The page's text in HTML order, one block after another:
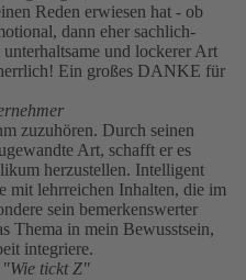
Reden erwiesen hat - ob
dann eher sachlich-
und lockerer Art
Ein großes DANKE für
zuzuhören. Durch seinen
Art, schafft er es
herzustellen. Intelligent
mit lehrreichen Inhalten, die im
sein bemerkenswerter
Thema in mein Bewusstsein,
integriere.
tickt Z"